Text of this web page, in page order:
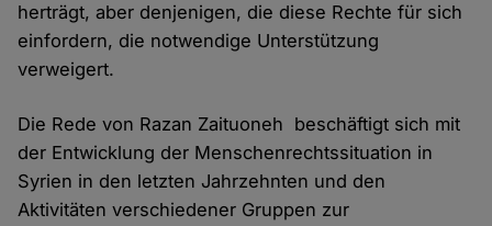
herträgt, aber denjenigen, die diese Rechte für sich
einfordern, die notwendige Unterstützung
verweigert.
Die Rede von Razan Zaituoneh beschäftigt sich mit
der Entwicklung der Menschenrechtssituation in
Syrien in den letzten Jahrzehnten und den
Aktivitäten verschiedener Gruppen zur